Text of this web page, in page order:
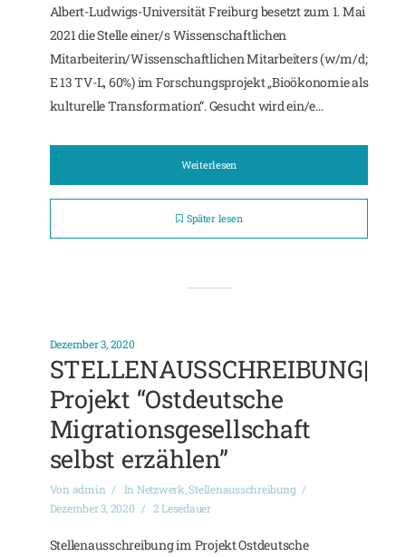
Albert-Ludwigs-Universität Freiburg besetzt zum 1. Mai
2021 die Stelle einer/s Wissenschaftlichen
Mitarbeiterin/Wissenschaftlichen Mitarbeiters (w/m/d;
E 13 TV-L, 60%) im Forschungsprojekt „Bioökonomie als
kulturelle Transformation“. Gesucht wird ein/e...
Weiterlesen
Später lesen
Dezember 3, 2020
STELLENAUSSCHREIBUNG|
Projekt “Ostdeutsche
Migrationsgesellschaft
selbst erzählen”
Von admin In Netzwerk,Stellenausschreibung
Dezember 3, 2020
2 Lesedauer
Stellenausschreibung im Projekt Ostdeutsche